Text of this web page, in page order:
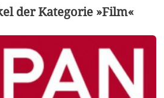
der Kategorie »Film«